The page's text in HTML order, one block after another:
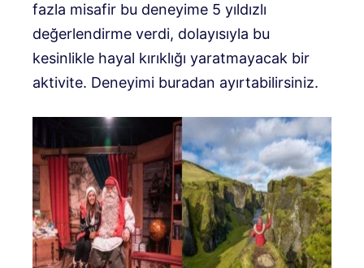
fazla misafir bu deneyime 5 yıldızlı
değerlendirme verdi, dolayısıyla bu
kesinlikle hayal kırıklığı yaratmayacak bir
aktivite. Deneyimi buradan ayırtabilirsiniz.